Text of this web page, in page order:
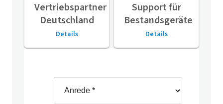
Vertriebspartner
Deutschland
Details
Support für
Bestandsgeräte
Details